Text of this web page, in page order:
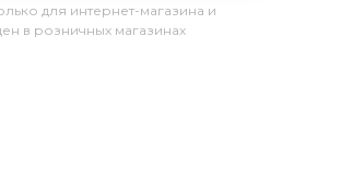
для интернет-магазина и
в розничных магазинах